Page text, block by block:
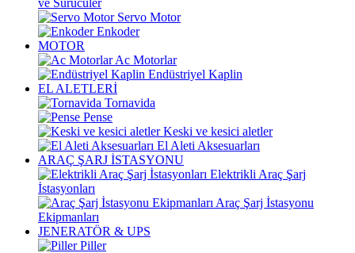
ve Sürücüler
Servo Motor
Enkoder
MOTOR
Ac Motorlar
Endüstriyel Kaplin
EL ALETLERİ
Tornavida
Pense
Keski ve kesici aletler
El Aleti Aksesuarları
ARAÇ ŞARJ İSTASYONU
Elektrikli Araç Şarj
İstasyonları
Araç Şarj İstasyonu
Ekipmanları
JENERATÖR & UPS
Piller